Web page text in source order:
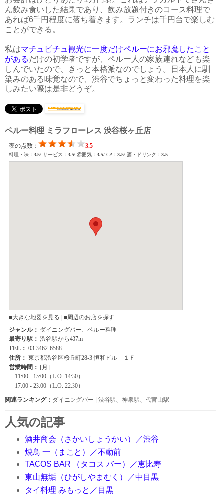
ん飲み食いした結果であり、飲み放題付きのコース料理で
あれば6千円程度に落ち着きます。ランチは千円台で楽しむ
ことができる。
私はマチュピチュ観光に一度だけペルーにお邪魔したこと
があるだけの初学者ですが、ペルー人の家族連れなども楽
しんでいたので、きっと本格派なのでしょう。日本人に馴
染みのある味覚なので、渋谷でちょっと変わった料理を楽
しみたい際は是非どうぞ。
ペルー料理 ミラフローレス 渋谷桜ヶ丘店
関連ランキング： ダイニングバー | 渋谷駅 神泉駅 代官山駅
人気の記事
酒井商会（さかいしょうかい）／渋谷
焼鳥 一（まこと）／不動前
TACOS BAR （タコス バー）／恵比寿
東山無垢（ひがしやまむく）／中目黒
タイ料理 みもっと／目黒